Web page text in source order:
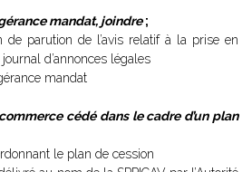
gérance mandat, joindre;
de parution de l’avis relatif à la prise en
d’annonces légales
mandat
commerce cédé dans le cadre d’un plan
le plan de cession